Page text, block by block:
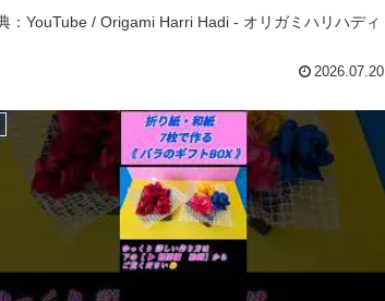
：YouTube / Origami Harri Hadi - オリガミハリハディ
2026.07.20